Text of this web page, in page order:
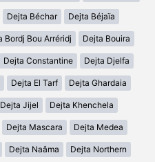
Dejta Béchar Dejta Béjaïa
Bordj Bou Arréridj Dejta Bouira
Dejta Constantine Dejta Djelfa
Dejta El Tarf Dejta Ghardaia
Dejta Jijel Dejta Khenchela
Dejta Mascara Dejta Medea
Dejta Naâma Dejta Northern